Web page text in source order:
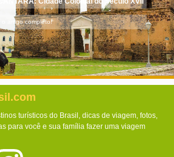
o artigo completo!
turísticos do Brasil, dicas de viagem, fotos,
para você e sua família fazer uma viagem